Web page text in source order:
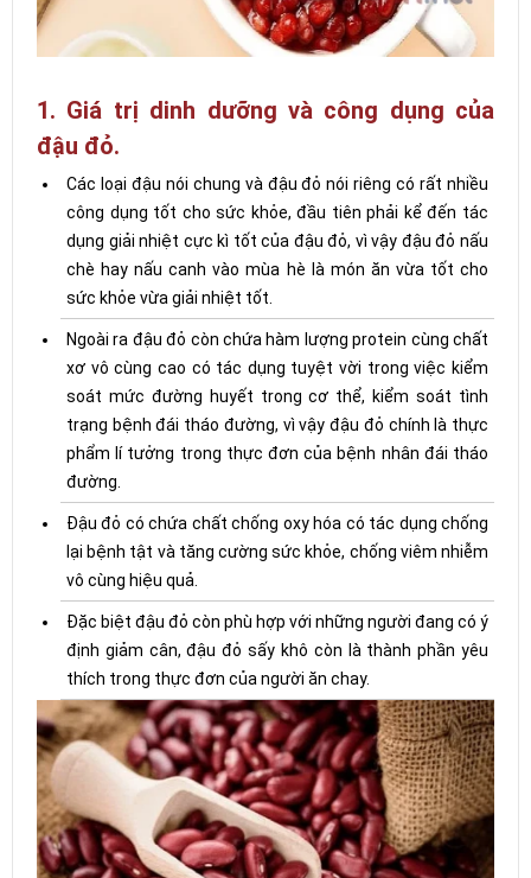
1. Giá trị dinh dưỡng và công dụng của
đậu đỏ.
Các loại đậu nói chung và đậu đỏ nói riêng có rất nhiều
công dụng tốt cho sức khỏe, đầu tiên phải kể đến tác
dụng giải nhiệt cực kì tốt của đậu đỏ, vì vậy đậu đỏ nấu
chè hay nấu canh vào mùa hè là món ăn vừa tốt cho
sức khỏe vừa giải nhiệt tốt.
Ngoài ra đậu đỏ còn chứa hàm lượng protein cùng chất
xơ vô cùng cao có tác dụng tuyệt vời trong việc kiểm
soát mức đường huyết trong cơ thể, kiểm soát tình
trạng bệnh đái tháo đường, vì vậy đậu đỏ chính là thực
phẩm lí tưởng trong thực đơn của bệnh nhân đái tháo
đường.
Đậu đỏ có chứa chất chống oxy hóa có tác dụng chống
lại bệnh tật và tăng cường sức khỏe, chống viêm nhiễm
vô cùng hiệu quả.
Đặc biệt đậu đỏ còn phù hợp với những người đang có ý
định giảm cân, đậu đỏ sấy khô còn là thành phần yêu
thích trong thực đơn của người ăn chay.